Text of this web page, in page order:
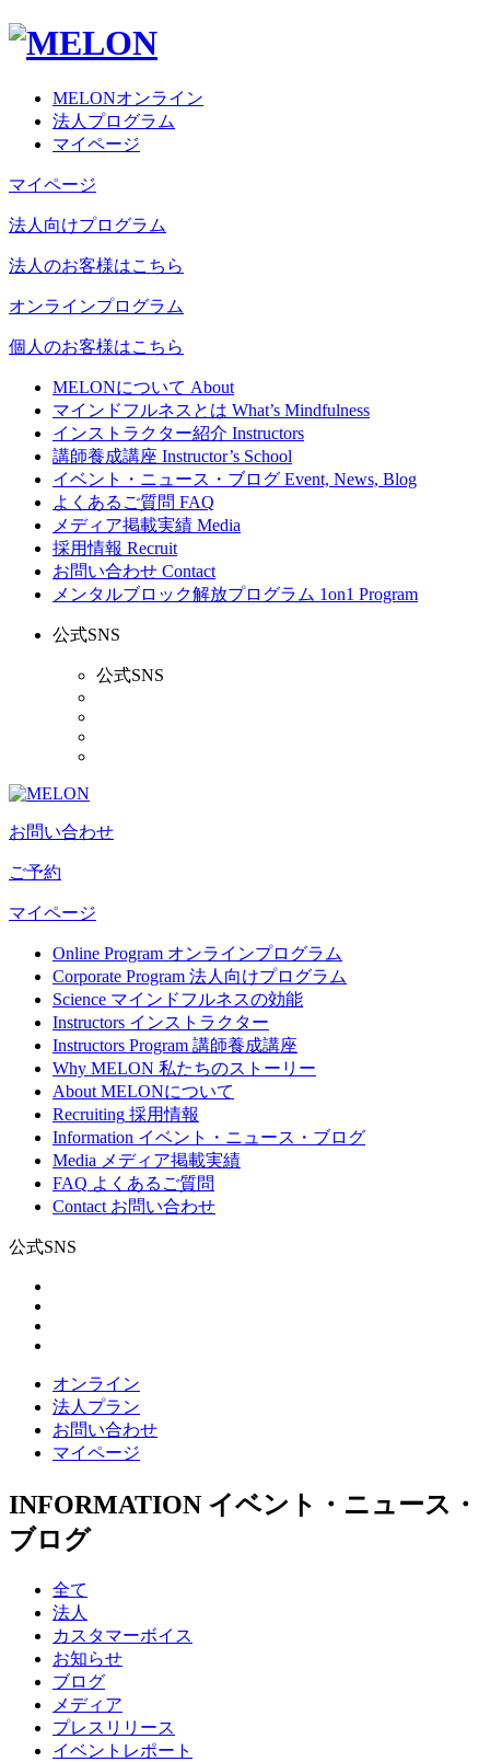
MELONオンライン
法人プログラム
マイページ
マイページ
法人向けプログラム
法人のお客様はこちら
オンラインプログラム
個人のお客様はこちら
MELONについて About
マインドフルネスとは What’s Mindfulness
インストラクター紹介 Instructors
講師養成講座 Instructor’s School
イベント・ニュース・ブログ Event, News, Blog
よくあるご質問 FAQ
メディア掲載実績 Media
採用情報 Recruit
お問い合わせ Contact
メンタルブロック解放プログラム 1on1 Program
公式SNS
公式SNS
お問い合わせ
ご予約
マイページ
Online Program オンラインプログラム
Corporate Program 法人向けプログラム
Science マインドフルネスの効能
Instructors インストラクター
Instructors Program 講師養成講座
Why MELON 私たちのストーリー
About MELONについて
Recruiting 採用情報
Information イベント・ニュース・ブログ
Media メディア掲載実績
FAQ よくあるご質問
Contact お問い合わせ
公式SNS
オンライン
法人プラン
お問い合わせ
マイページ
INFORMATION イベント・ニュース・
ブログ
全て
法人
カスタマーボイス
お知らせ
ブログ
メディア
プレスリリース
イベントレポート